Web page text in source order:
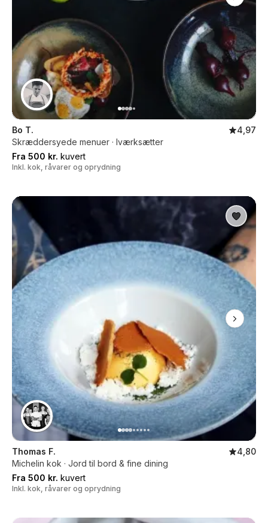
Bo T.
4,97
Skræddersyede menuer · Iværksætter
Fra 500 kr. kuvert
Inkl. kok, råvarer og oprydning
Thomas F.
4,80
Michelin kok · Jord til bord & fine dining
Fra 500 kr. kuvert
Inkl. kok, råvarer og oprydning